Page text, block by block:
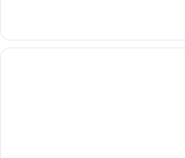
with
Housekeeping
Service
Double
Room
(Long